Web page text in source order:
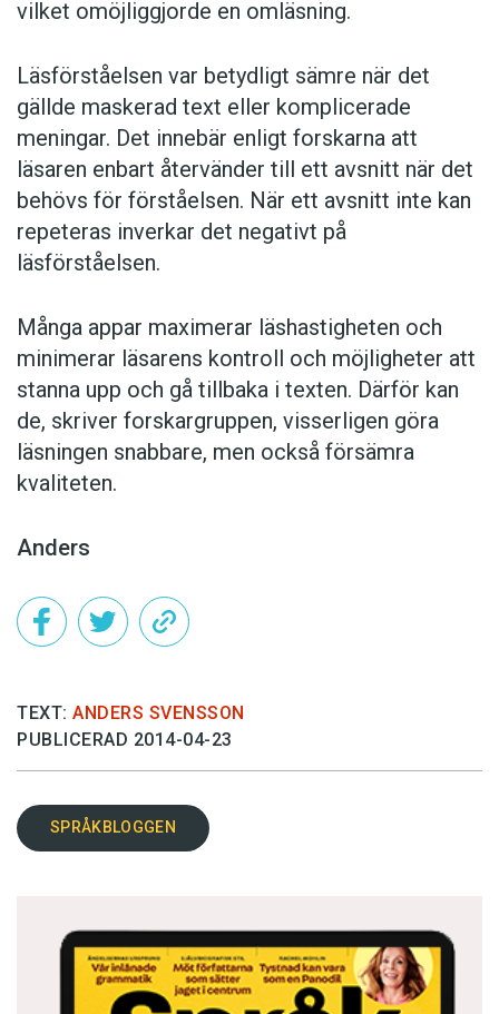
vilket omöjliggjorde en omläsning.
Läsförståelsen var betydligt sämre när det
gällde maskerad text eller komplicerade
meningar. Det innebär enligt forskarna att
läsaren enbart återvänder till ett avsnitt när det
behövs för förståelsen. När ett avsnitt inte kan
repeteras inverkar det negativt på
läsförståelsen.
Många appar maximerar läshastigheten och
minimerar läsarens kontroll och möjligheter att
stanna upp och gå tillbaka i texten. Därför kan
de, skriver forskargruppen, visserligen göra
läsningen snabbare, men också försämra
kvaliteten.
Anders
TEXT: ANDERS SVENSSON
PUBLICERAD 2014-04-23
SPRÅKBLOGGEN